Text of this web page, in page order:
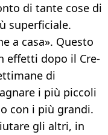
di tante cose di
superficiale.
a casa». Questo
effetti dopo il Cre-
di
i più piccoli
con i più grandi.
gli altri, in